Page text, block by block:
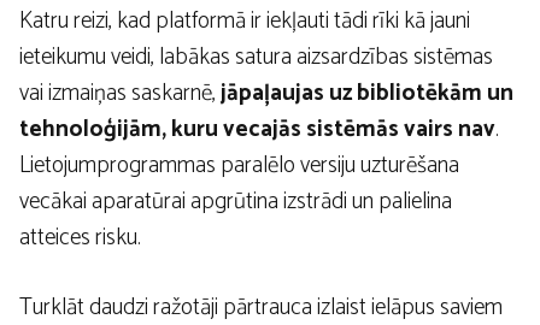
Katru reizi, kad platformā ir iekļauti tādi rīki kā jauni
ieteikumu veidi, labākas satura aizsardzības sistēmas
vai izmaiņas saskarnē,jāpaļaujas uz bibliotēkām un
tehnoloģijām, kuru vecajās sistēmās vairs nav.
Lietojumprogrammas paralēlo versiju uzturēšana
vecākai aparatūrai apgrūtina izstrādi un palielina
atteices risku.
Turklāt daudzi ražotāji pārtrauca izlaist ielāpus saviem